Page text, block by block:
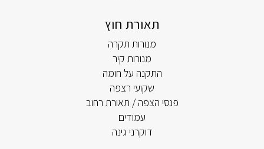
תאורת חוץ
מנורות תקרה
מנורות קיר
התקנה על חומה
שקועי רצפה
פנסי הצפה / תאורת רחוב
עמודים
דוקרני גינה